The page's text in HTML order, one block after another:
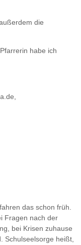
die
habe ich
das schon früh.
Fragen nach der
bei Krisen zuhause
Schulseelsorge heißt,